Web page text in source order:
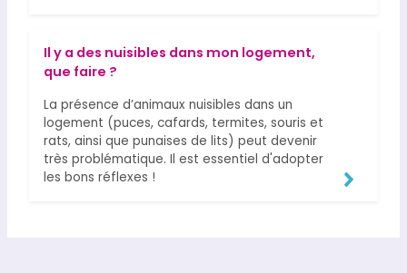
Il y a des nuisibles dans mon logement,
que faire ?
La présence d’animaux nuisibles dans un
logement (puces, cafards, termites, souris et
rats, ainsi que punaises de lits) peut devenir
très problématique. Il est essentiel d'adopter
les bons réflexes !